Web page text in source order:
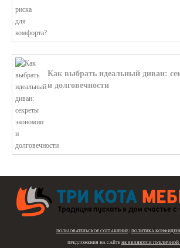
Как выбрать идеальный диван:
и долговечности
ПОЛЬЗОВАТЕЛЬСКОЕ СОГЛАШЕНИЕ| ПОЛИТИКА
ПРЕДЛОЖЕНИЯ НА САЙТЕ НЕ ЯВЛЯЮТСЯ ПУБЛИЧНОЙ